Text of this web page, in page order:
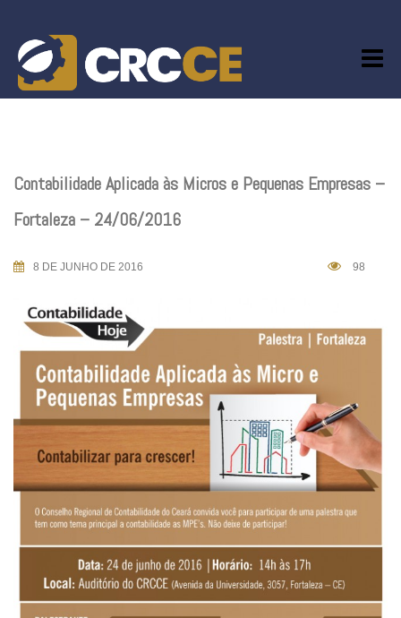
content
Contabilidade Aplicada às Micros e Pequenas Empresas –
Fortaleza – 24/06/2016
8 DE JUNHO DE 2016 98